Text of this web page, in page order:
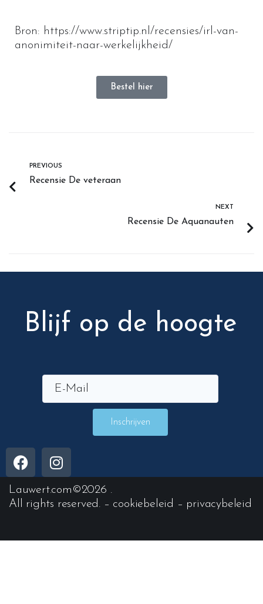
Bron: https://www.striptip.nl/recensies/irl-van-
anonimiteit-naar-werkelijkheid/
Bestel hier
PREVIOUS
Recensie De veteraan
NEXT
Recensie De Aquanauten
Blijf op de hoogte
Inschrijven
Lauwert.com ©2026 .
All rights reserved. – cookiebeleid – privacybeleid